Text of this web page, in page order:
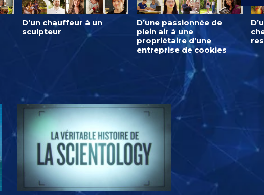
D’un chauffeur à un
sculpteur
D’une passionnée de
plein air à une
propriétaire d’une
entreprise de cookies